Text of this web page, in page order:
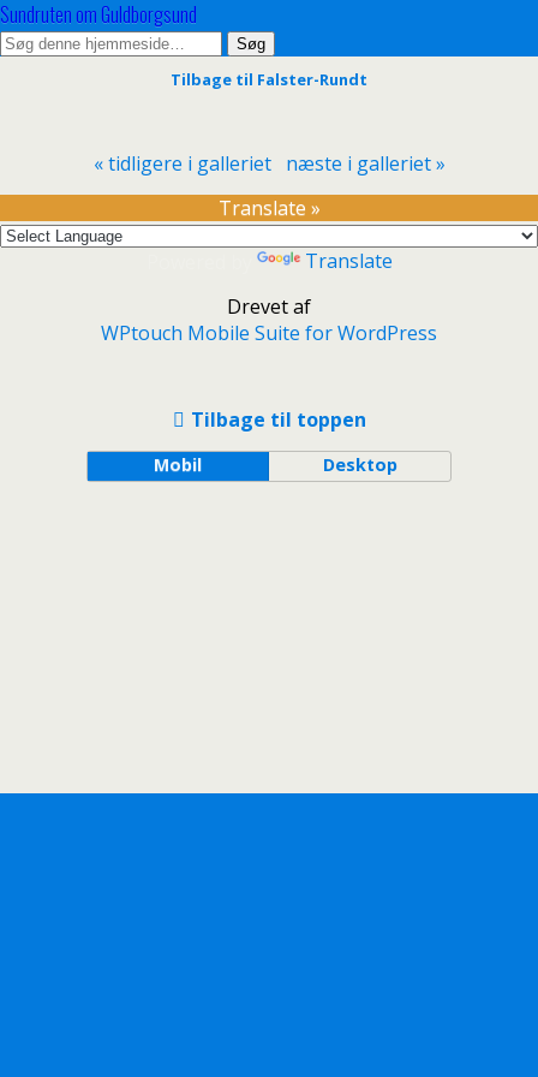
Sundruten om Guldborgsund
Tilbage til Falster-Rundt
« tidligere i galleriet
næste i galleriet »
Translate »
Translate
Drevet af
WPtouch Mobile Suite for WordPress
Tilbage til toppen
Mobil Desktop